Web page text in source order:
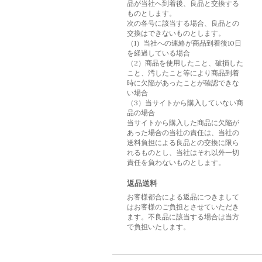
品が当社へ到着後、良品と交換する
ものとします。
次の各号に該当する場合、良品との
交換はできないものとします。
（1）当社への連絡が商品到着後10日
を経過している場合
（2）商品を使用したこと、破損した
こと、汚したこと等により商品到着
時に欠陥があったことが確認できな
い場合
（3）当サイトから購入していない商
品の場合
当サイトから購入した商品に欠陥が
あった場合の当社の責任は、当社の
送料負担による良品との交換に限ら
れるものとし、当社はそれ以外一切
責任を負わないものとします。
返品送料
お客様都合による返品につきまして
はお客様のご負担とさせていただき
ます。不良品に該当する場合は当方
で負担いたします。